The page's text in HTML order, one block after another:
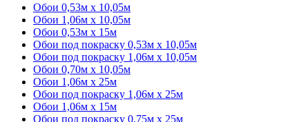
Обои 0,53м x 10,05м
Обои 1,06м х 10,05м
Обои 0,53м x 15м
Обои под покраску 0,53м x 10,05м
Обои под покраску 1,06м х 10,05м
Обои 0,70м x 10,05м
Обои 1,06м x 25м
Обои под покраску 1,06м x 25м
Обои 1,06м x 15м
Обои под покраску 0,75м x 25м